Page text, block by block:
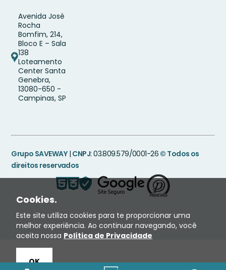
Avenida José
Rocha
Bomfim, 214,
Bloco E – Sala
138
Loteamento
Center Santa
Genebra,
13080-650 -
Campinas, SP
Grupo SAVEWAY| CNPJ: 03.809.579/0001-26 © Todos os
direitos reservados
Cookies.
Este site utiliza cookies para te proporcionar uma
melhor experiência. Ao continuar navegando, você
aceita nossa Política de Privacidade
OK